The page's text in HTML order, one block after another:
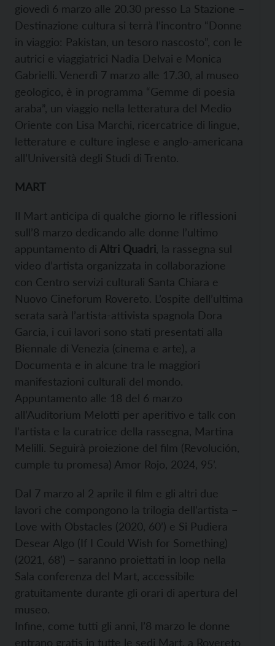
giovedì 6 marzo alle 20.30 presso La Stazione –
Destinazione cultura si terrà l’incontro “Donne
in viaggio: Pakistan, un tesoro nascosto”, con le
autrici e viaggiatrici Nadia Delvai e Monica
Gabrielli. Venerdì 7 marzo alle 17.30, al museo
geologico, è in programma “Gemme di poesia
araba”, un viaggio nella letteratura del Medio
Oriente con Lisa Marchi, ricercatrice di lingue,
letterature e culture inglese e anglo-americana
all’Università degli Studi di Trento.
MART
Il Mart anticipa di qualche giorno le riflessioni
sull’8 marzo dedicando alle donne l’ultimo
appuntamento di Altri Quadri , la rassegna sul
video d’artista organizzata in collaborazione
con Centro servizi culturali Santa Chiara e
Nuovo Cineforum Rovereto. L’ospite dell’ultima
serata sarà l’artista-attivista spagnola Dora
Garcia, i cui lavori sono stati presentati alla
Biennale di Venezia (cinema e arte), a
Documenta e in alcune tra le maggiori
manifestazioni culturali del mondo.
Appuntamento alle 18 del 6 marzo
all’Auditorium Melotti per aperitivo e talk con
l’artista e la curatrice della rassegna, Martina
Melilli. Seguirà proiezione del film (Revolución,
cumple tu promesa) Amor Rojo, 2024, 95’.
Dal 7 marzo al 2 aprile il film e gli altri due
lavori che compongono la trilogia dell’artista −
Love with Obstacles (2020, 60’) e Si Pudiera
Desear Algo (If I Could Wish for Something)
(2021, 68’) − saranno proiettati in loop nella
Sala conferenza del Mart, accessibile
gratuitamente durante gli orari di apertura del
museo.
Infine, come tutti gli anni, l’8 marzo le donne
entrano gratis in tutte le sedi Mart, a Rovereto